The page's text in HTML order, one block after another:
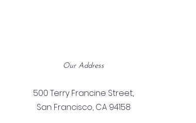
Our Address
500 Terry Francine Street,
San Francisco, CA 94158